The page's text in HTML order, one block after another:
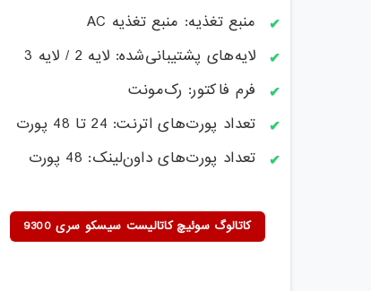
منبع تغذیه: منبع تغذیه AC
لایه‌های پشتیبانی‌شده: لایه 2 / لایه 3
فرم فاکتور: رک‌مونت
تعداد پورت‌های اترنت: 24 تا 48 پورت
تعداد پورت‌های داون‌لینک: 48 پورت
کاتالوگ سوئیچ کاتالیست سیسکو سری 9300